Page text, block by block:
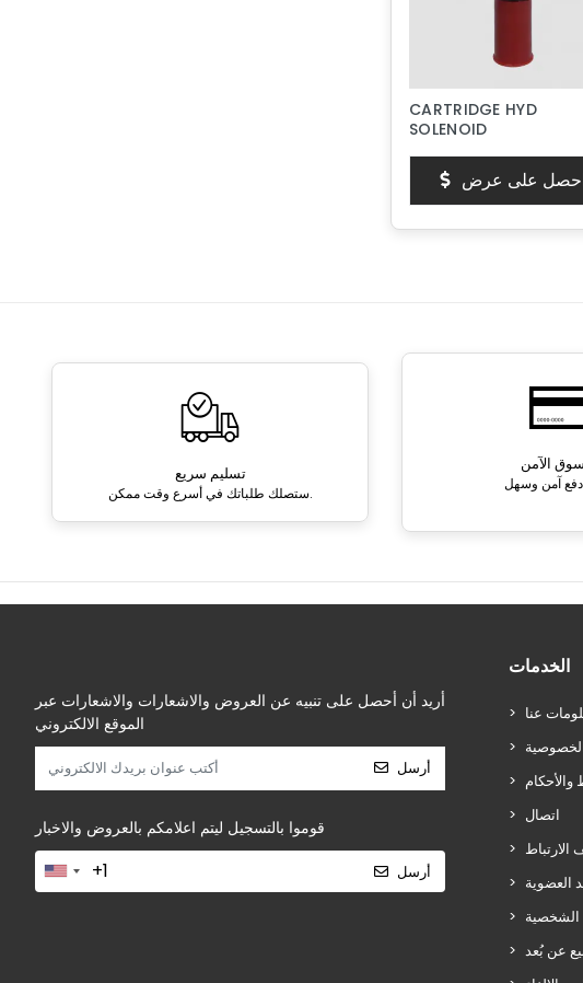
CARTRIDGE HYD
SOLENOID
على عرض
تسليم سريع
ستصلك طلباتك في أسرع وقت ممكن.
الآمن
أريد أن أحصل على تنبيه عن العروض والاشعارات والاشعارات عبر
الموقع الالكتروني
أرسل
قوموا بالتسجيل ليتم اعلامكم بالعروض والاخبار
أرسل
الخدمات
عنا
اتصال
العضوية
الشخصية
عن بُعد